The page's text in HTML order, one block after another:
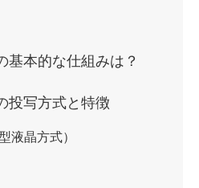
基本的な仕組みは？
投写方式と特徴
液晶方式）